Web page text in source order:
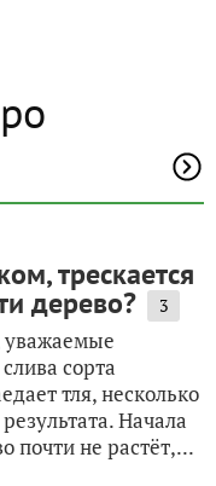
трескается
дерево? 3
уважаемые
сорта
тля, несколько
Начала
почти не растёт,...